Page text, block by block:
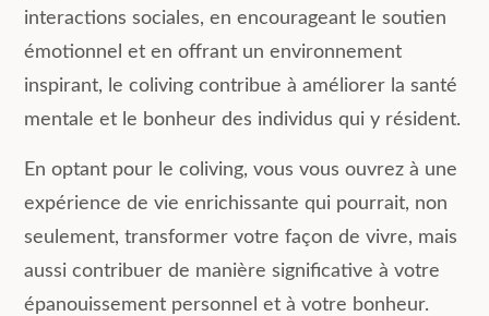
interactions sociales, en encourageant le soutien
émotionnel et en offrant un environnement
inspirant, le coliving contribue à améliorer la santé
mentale et le bonheur des individus qui y résident.
En optant pour le coliving, vous vous ouvrez à une
expérience de vie enrichissante qui pourrait, non
seulement, transformer votre façon de vivre, mais
aussi contribuer de manière significative à votre
épanouissement personnel et à votre bonheur.